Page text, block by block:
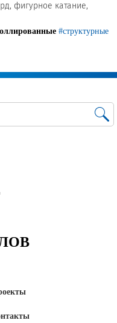
фигурное катание,
#структурные